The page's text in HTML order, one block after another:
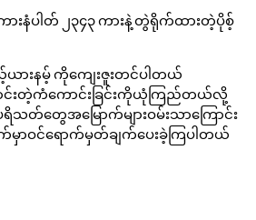
းနံပါတ် ၂၃၄၃ ကားနဲ့တွဲရိုက်ထားတဲ့ပိုစ့်
ယားနမ့် ကိုကျေးဇူးတင်ပါတယ်
င်းတဲ့ကံကောင်းခြင်းကိုယုံကြည်တယ်လို့
ရိသတ်တွေအမြောက်များဝမ်းသာကြောင်း
ာဝင်ရောက်မှတ်ချက်ပေးခဲ့ကြပါတယ်